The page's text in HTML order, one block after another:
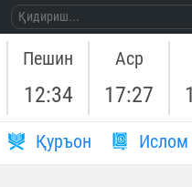
Пешин
12:34
Аср
17:27
Қуръон Ислом